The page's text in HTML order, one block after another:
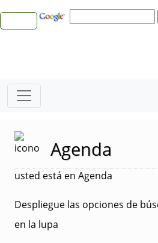
Agenda
usted está en Agenda
Despliegue las opciones de
en la lupa